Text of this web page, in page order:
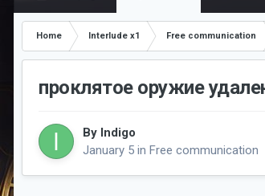
Home Interlude x1 Free communication
проклятое оружие
By Indigo
January 5 in Free communication